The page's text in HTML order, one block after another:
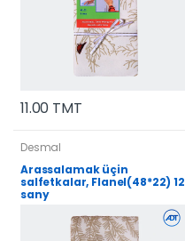
11.00 TMT
Desmal
Arassalamak üçin
salfetkalar, Flanel(48*22) 12
sany